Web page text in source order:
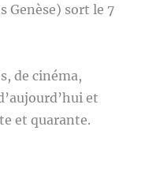
Genèse) sort le 7
de cinéma,
et
et quarante.